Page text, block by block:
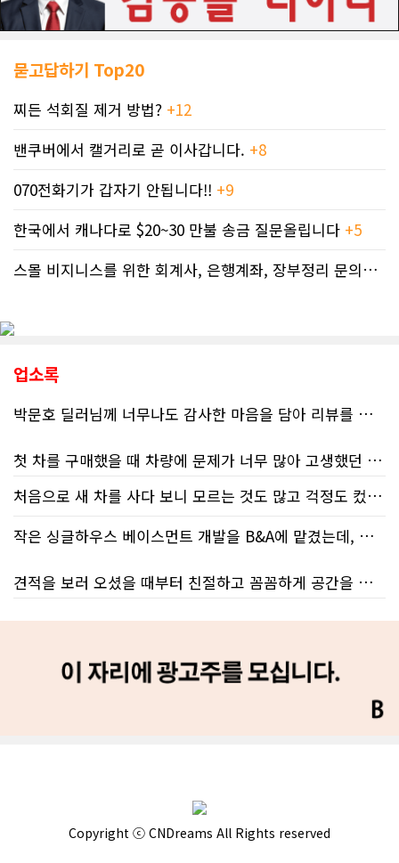
묻고답하기 Top20
찌든 석회질 제거 방법? +12
밴쿠버에서 캘거리로 곧 이사갑니다. +8
070전화기가 갑자기 안됩니다!! +9
한국에서 캐나다로 $20~30 만불 송금 질문올립니다 +5
스몰 비지니스를 위한 회계사, 은행계좌, 장부정리 문의드립니다.
업소록
박문호 딜러님께 너무나도 감사한 마음을 담아 리뷰를 남깁니다.
첫 차를 구매했을 때 차량에 문제가 너무 많아 고생했던 경험이 있어서, 이번에는 정말 신중하게 고민하고 꼼꼼하게 알아본 후 차를 구매하고 싶었습니다. 그러던 중 사우스포인트의 박문호 딜러님을 만나면서 그동안의 고민이 모두 해결되었습니다.
처음 차량을 선택하는 과정부터 저에게 맞는 차량을 추천해 주셨고, 그 차량의 장단점과 다양한 기능까지 하나하나 자세하게 설명해 주셔서 큰 도움이 되었습니다. 원래는 새 차를 받기까지 4~5개월 정도 기다려야 한다고 들었는데, 딜러님의 노력 덕분에 한 달 만에 차량을 받을 수 있었습니다.
차량을 인수하는 날에도 시간이 오래 걸렸음에도 불구하고 모든 기능을 하나씩 직접 설명해 주시고, 앞으로 차량을 관리하면서 꼭 확인해야 할 부분과 유용한 팁까지 꼼꼼하게 알려주셨습니다. 차에 대해 잘 모르는 저에게는 정말 큰 도움이 되었습니다.
좋은 차를 구매할 수 있도록 끝까지 최선을 다해 주시고, 늘 친절하고 세심하게 도와주신 박문호 딜러님께 진심으로 감사드립니다. 주변에 차량 구매를 고민하는 분이 있다면 자신 있게 추천드리고 싶은 최고의 딜러님입니다.
처음으로 새 차를 사다 보니 모르는 것도 많고 걱정도 컸는데 박문호 딜러님 덕분에 전 과정이 너무나 편안하고 만족스러웠습니다! 상담하는 내내 꼼꼼하게 설명해 주신 것은 물론, 복잡한 서류 절차와 차량 옵션 체크까지 세심하게 챙겨주셔서 마음이 정말 든든했습니다. 차량 출고 날에도 긴 시간 할애해 가며 기능을 친절하게 하나하나 설명해 주셔서 큰 도움이 되었는데요, 특히 정비사 출신이셔서 그런지 디테일한 부분까지 전문적으로 말씀해 주셔서 신뢰가 팍팍 갔습니다 ?? 다른분 리뷰에도 있지만 마지막에 "진짜 서비스는 이제부터 시작"이라는 진심어린 말씀에는 깊은 감동을 받았습니다. 앞으로 주변에 차 구매하려는 분이 있다면 무조건 박문호 딜러님 강력 추천입니다! 신경 써주셔서 진심으로 감사드리며, 늘 건강하시고 번창하시길 바랍니다 :)
작은 싱글하우스 베이스먼트 개발을 B&A에 맡겼는데, 처음부터 끝까지 정말 만족스러운 경험이었습니다.
견적을 보러 오셨을 때부터 친절하고 꼼꼼하게 공간을 확인해 주셨고, 여러 옵션이 포함된 견적 금액도 다른 업체들과 비교했을 때 매우 합리적이었습니다.
저희 집은 사이드 도어가 없어 작업하시기 불편하셨을 텐데도 항상 밝은 모습으로 오셔서 성실하게 작업해 주셨습니다. 공사 중에도 진행 상황과 앞으로의 작업 계획을 수시로 자세히 설명해 주셔서 믿고 맡길 수 있었고, 세심한 소통에 큰 만족을 느꼈습니다.
공사가 끝난 후에는 마무리 점검까지 꼼꼼하게 진행해 주시는 모습에서 전문성과 책임감을 느낄 수 있었습니다.
Copyright ⓒ CNDreams All Rights reserved